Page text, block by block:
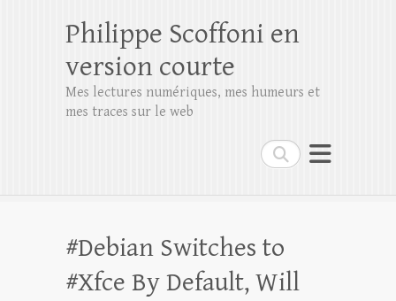
Rechercher
Philippe Scoffoni en
version courte
Mes lectures numériques, mes humeurs et
mes traces sur le web
#Debian Switches to
#Xfce By Default, Will